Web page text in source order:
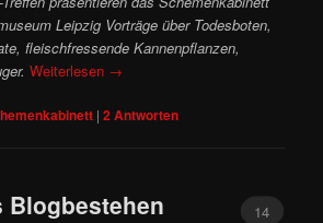
Leipzig Vorträge über Todesboten,
fleischfressende Kannenpflanzen,
Weiterlesen →
|2Antworten
Blogbestehen 14